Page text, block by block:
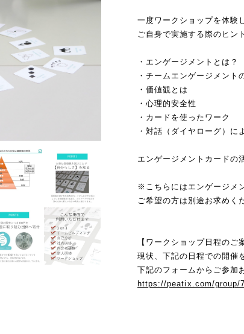
一度ワークショップを体験
ご自身で実施する際のヒン
・エンゲージメントとは？
・チームエンゲージメント
・価値観とは
・心理的安全性
・カードを使ったワーク
・対話（ダイヤローグ）に
エンゲージメントカードの
※こちらにはエンゲージメ
ご希望の方は別途お求めく
【ワークショップ日程のご
現状、下記の日程での開催
下記のフォームからご参加
https://peatix.com/group/